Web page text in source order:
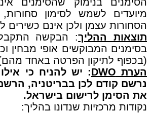
מיועדים לשמש לסימון
הסחורות עצמן ולכן אינם כשירים
תוצאות ההליך: הבקשה
בסימנים המבוקשים אופי מבחין
(בכפוף לתיקון הפרטה באחד
הערת DWO
: יש להניח כי
נרשם קודם לכן בבריטניה,
את הסימן לרישום בישראל.
נקודות מרכזיות שנדונו בהליך: